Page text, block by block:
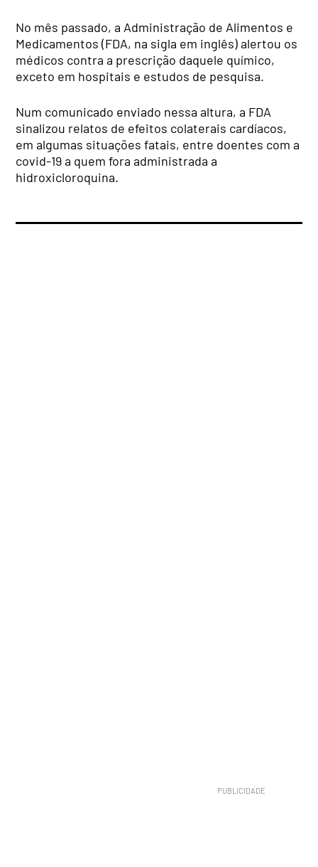
No mês passado, a Administração de Alimentos e
Medicamentos (FDA, na sigla em inglês) alertou os
médicos contra a prescrição daquele químico,
exceto em hospitais e estudos de pesquisa.
Num comunicado enviado nessa altura, a FDA
sinalizou relatos de efeitos colaterais cardíacos,
em algumas situações fatais, entre doentes com a
covid-19 a quem fora administrada a
hidroxicloroquina.